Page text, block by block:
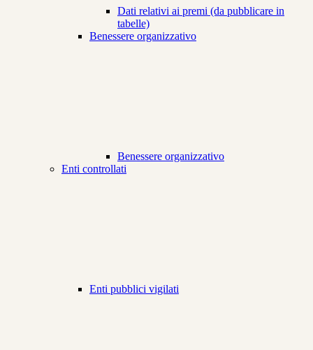
Dati relativi ai premi (da pubblicare in
tabelle)
Benessere organizzativo
Benessere organizzativo
Enti controllati
Enti pubblici vigilati